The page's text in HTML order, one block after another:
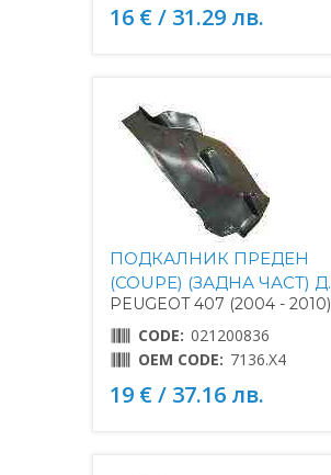
16 € / 31.29 лв.
ПОДКАЛНИК ПРЕДЕН
(COUPE) (ЗАДНА ЧАСТ) Д.
PEUGEOT 407 (2004 - 2010)
CODE: 021200836
OEM CODE: 7136.X4
19 € / 37.16 лв.